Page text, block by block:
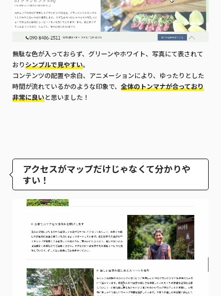
無駄な色が入っておらず、グリーンやホワイト、写真にて表されて
おりシンプルで見やすい。
コンテンツの配置や余白、アニメーションにより、ゆったりとした
時間が流れているかのような印象で、 全体のトンマナが合っており
非常に良いと思いました！
アクセスがマップだけじゃなくて分かりや
すい！